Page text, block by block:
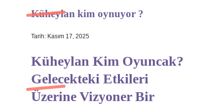
Hakkımızda
Küheylan kim oynuyor ?
Tarih: Kasım 17, 2025
Küheylan Kim Oyuncak?
Gelecekteki Etkileri
Üzerine Vizyoner Bir